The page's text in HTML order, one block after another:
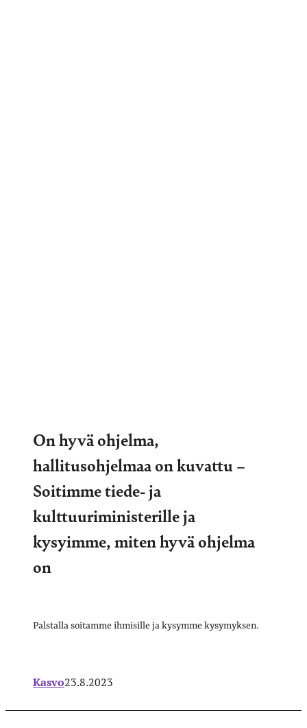
On hyvä ohjelma,
hallitusohjelmaa on kuvattu –
Soitimme tiede- ja
kulttuuriministerille ja
kysyimme, miten hyvä ohjelma
on
Palstalla soitamme ihmisille ja kysymme kysymyksen.
Kasvo23.8.2023